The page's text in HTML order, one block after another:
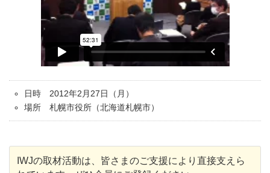
日時 2012年2月27日（月）
場所 札幌市役所（北海道札幌市）
IWJの取材活動は、皆さまのご支援により直接支えら